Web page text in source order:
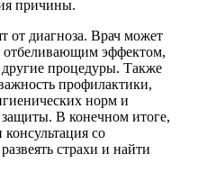
причины.
от диагноза. Врач может
отбеливающим эффектом,
процедуры. Также
профилактики,
норм и
защиты. В конечном итоге,
со
страхи и найти